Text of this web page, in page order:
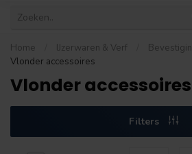
Home IJzerwaren & Verf
Vlonder accessoires
Vlonder accessoires
Filters